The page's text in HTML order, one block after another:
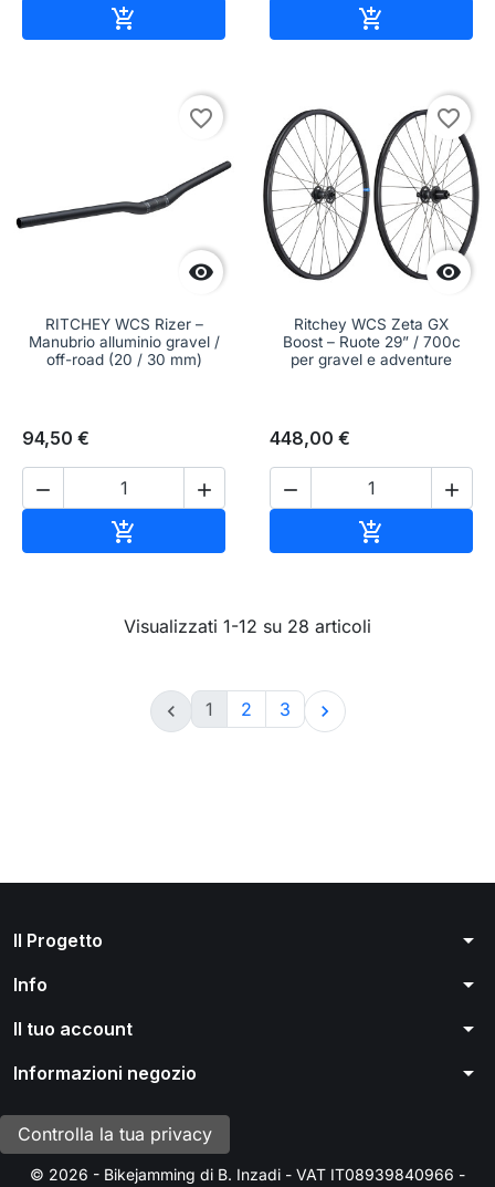
 

favorite_border
RITCHEY WCS Rizer –
Manubrio alluminio gravel /
off-road (20 / 30 mm)
94,50 €
 


favorite_border
Ritchey WCS Zeta GX
Boost – Ruote 29” / 700c
per gravel e adventure
448,00 €
 

Visualizzati 1-12 su 28 articoli
 1 2 3 
Il Progetto arrow_drop_down
Info arrow_drop_down
Il tuo account arrow_drop_down
Informazioni negozio arrow_drop_down
Controlla la tua privacy
© 2026 - Bikejamming di B. Inzadi - VAT IT08939840966 -